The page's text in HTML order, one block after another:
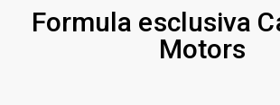
Formula esclusiva
Motors